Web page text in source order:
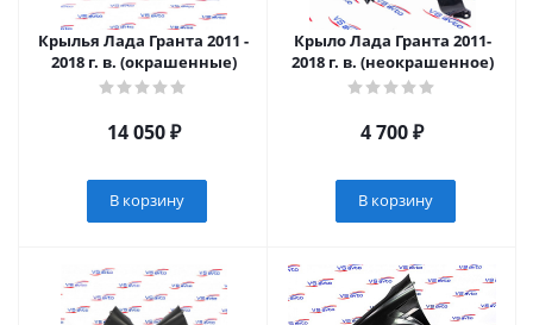
Крылья Лада Гранта 2011 -
2018 г. в. (окрашенные)
14 050₽
В корзину
Крыло Лада Гранта 2011-
2018 г. в. (неокрашенное)
4 700₽
В корзину